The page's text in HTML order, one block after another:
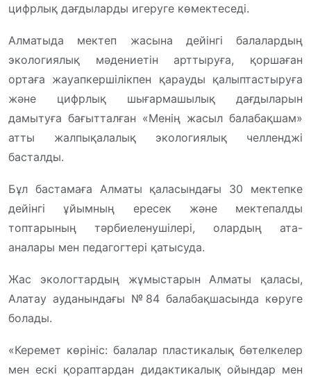
цифрлық дағдыларды игеруге көмектеседі.
Алматыда мектеп жасына дейінгі балалардың
экологиялық мәдениетін арттыруға, қоршаған
ортаға жауапкершілікпен қарауды қалыптастыруға
және цифрлық шығармашылық дағдыларын
дамытуға бағытталған «Менің жасыл балабақшам»
атты жалпықалалық экологиялық челленджі
басталды.
Бұл бастамаға Алматы қаласындағы 30 мектепке
дейінгі ұйымның ересек және мектепалды
топтарының тәрбиеленушілері, олардың ата-
аналары мен педагогтері қатысуда.
Жас экологтардың жұмыстарын Алматы қаласы,
Алатау ауданындағы №84 балабақшасында көруге
болады.
«Керемет көрініс: балалар пластикалық бөтелкелер
мен ескі қораптардан дидактикалық ойындар мен